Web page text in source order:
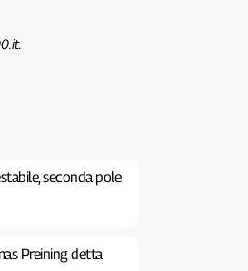
seconda pole
Preining detta